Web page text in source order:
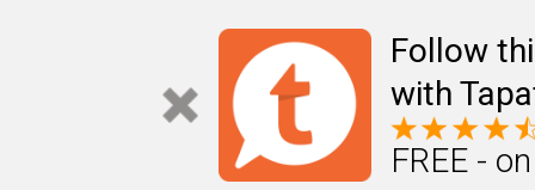
Follow
with
FREE -